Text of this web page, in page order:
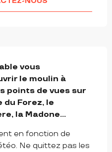
vous
le moulin à
points de vues sur
du Forez, le
la Madone...
en fonction de
Ne quittez pas les